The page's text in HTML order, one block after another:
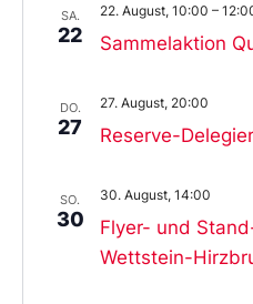
SA.
22 Sammelaktion
22. August, 10:00 –
DO.
27 Reserve-
27. August, 20:00
SO.
30
Flyer- und
Wettstein-
30. August, 14:00